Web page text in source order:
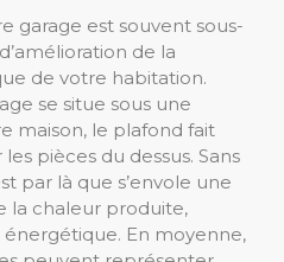
garage est souvent sous-
de la
de votre habitation.
se situe sous une
maison, le plafond fait
pièces du dessus. Sans
par là que s’envole une
la chaleur produite,
En moyenne,